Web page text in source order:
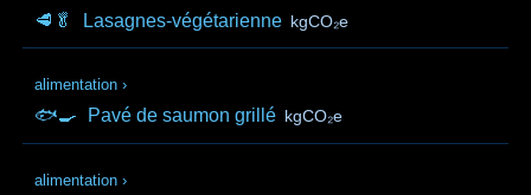
🥩🥬 Lasagnes-végétarienne kgCO₂e
alimentation ›
🐟🍳 Pavé de saumon grillé kgCO₂e
alimentation ›